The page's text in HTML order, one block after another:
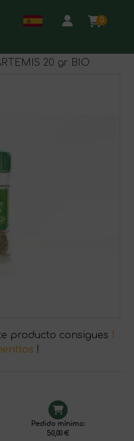
0
20 gr BIO
producto consigues 1
!
Pedido mínimo:
50,00 €